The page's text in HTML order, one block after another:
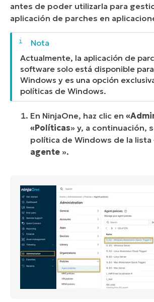
antes de poder utilizarla para
aplicación de parches en
Actualmente, la aplicación de
software solo está disponible
Windows y es una opción
políticas de Windows.
En NinjaOne, haz clic en
«Políticas» y, a continuación,
política de Windows de la lista
agente ».